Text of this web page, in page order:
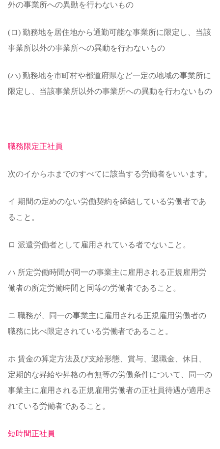
外の事業所への異動を行わないもの
(ロ) 勤務地を居住地から通勤可能な事業所に限定し、当該
事業所以外の事業所への異動を行わないもの
(ハ) 勤務地を市町村や都道府県など一定の地域の事業所に
限定し、当該事業所以外の事業所への異動を行わないもの
職務限定正社員
次のイからホまでのすべてに該当する労働者をいいます。
イ 期間の定めのない労働契約を締結している労働者であ
ること。
ロ 派遣労働者として雇用されている者でないこと。
ハ 所定労働時間が同一の事業主に雇用される正規雇用労
働者の所定労働時間と同等の労働者であること。
ニ 職務が、同一の事業主に雇用される正規雇用労働者の
職務に比べ限定されている労働者であること。
ホ 賃金の算定方法及び支給形態、賞与、退職金、休日、
定期的な昇給や昇格の有無等の労働条件について、同一の
事業主に雇用される正規雇用労働者の正社員待遇が適用さ
れている労働者であること。
短時間正社員